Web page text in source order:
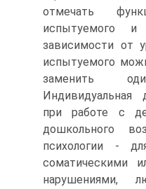
отмечать
испытуемого
зависимости от
испытуемого
заменить
Индивидуальная
при работе с
дошкольного
психологии -
соматическими
нарушениями,